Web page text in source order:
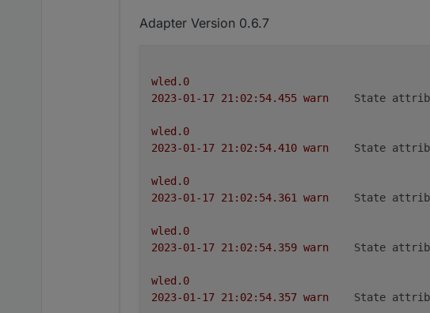
Adapter Version 0.6.7
wled.0
warn State
wled.0
warn State
wled.0
warn State
wled.0
warn State
wled.0
warn State